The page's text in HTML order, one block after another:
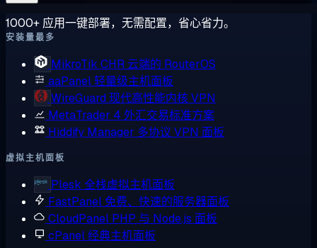
1000+ 应用一键部署，无需配置，省心省力。
安装量最多
MikroTik CHR 云端的 RouterOS
aaPanel轻量级主机面板
WireGuard 现代高性能内核 VPN
MetaTrader 4 外汇交易标准方案
Hiddify Manager 多协议 VPN 面板
虚拟主机面板
Plesk 全栈虚拟主机面板
FastPanel 免费、快速的服务器面板
CloudPanel PHP 与 Node.js 面板
cPanel经典主机面板